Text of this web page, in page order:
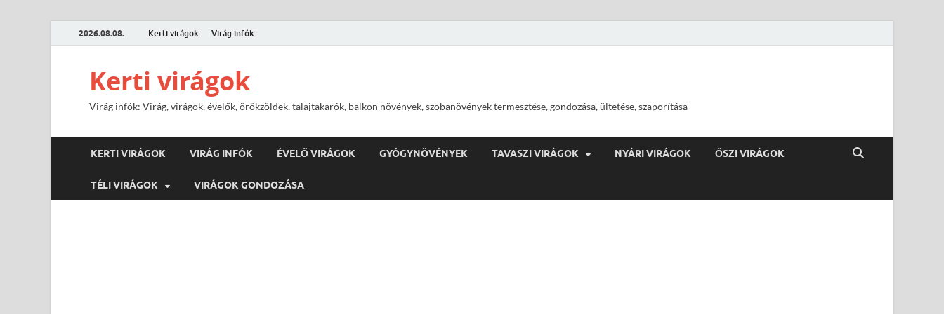
2026.08.08. Kerti virágok Virág infók
Kerti virágok
Virág infók: Virág, virágok, évelők, örökzöldek, talajtakarók, balkon növények, szobanövények termesztése, gondozása, ültetése, szaporítása
KERTI VIRÁGOK VIRÁG INFÓK ÉVELŐ VIRÁGOK GYÓGYNÖVÉNYEK TAVASZI VIRÁGOK NYÁRI VIRÁGOK ŐSZI VIRÁGOK
TÉLI VIRÁGOK VIRÁGOK GONDOZÁSA